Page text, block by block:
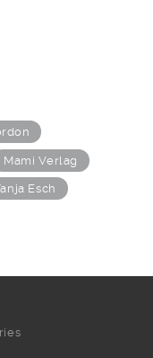
Mami Verlag
Esch